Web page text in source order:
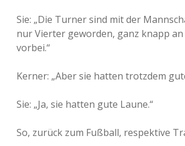
Sie: „Die Turner sind mit der
nur Vierter geworden, ganz knapp
vorbei.“
Kerner: „Aber sie hatten trotzdem
Sie: „Ja, sie hatten gute Laune.“
So, zurück zum Fußball, respektive